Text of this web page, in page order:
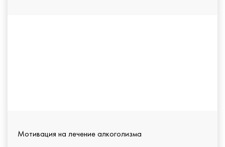
Мотивация на лечение алкоголизма